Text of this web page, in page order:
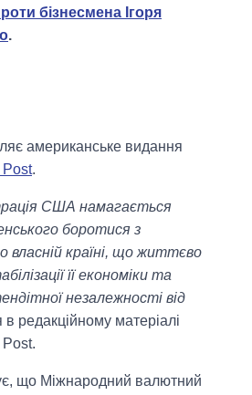
бізнесмена Ігоря
.
американське видання
.
США намагається
боротися з
власній країні, що життєво
її економіки та
незалежності від
в редакційному матеріалі
що Міжнародний валютний